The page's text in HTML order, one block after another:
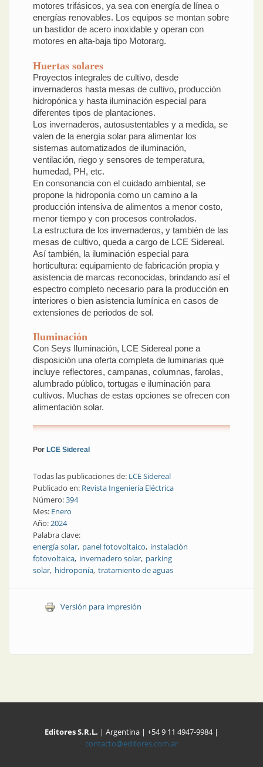
motores trifásicos, ya sea con energía de línea o
energías renovables. Los equipos se montan sobre
un bastidor de acero inoxidable y operan con
motores en alta-baja tipo Motorarg.
Huertas solares
Proyectos integrales de cultivo, desde
invernaderos hasta mesas de cultivo, producción
hidropónica y hasta iluminación especial para
diferentes tipos de plantaciones.
Los invernaderos, autosustentables y a medida, se
valen de la energía solar para alimentar los
sistemas automatizados de iluminación,
ventilación, riego y sensores de temperatura,
humedad, PH, etc.
En consonancia con el cuidado ambiental, se
propone la hidroponía como un camino a la
producción intensiva de alimentos a menor costo,
menor tiempo y con procesos controlados.
La estructura de los invernaderos, y también de las
mesas de cultivo, queda a cargo de LCE Sidereal.
Así también, la iluminación especial para
horticultura: equipamiento de fabricación propia y
asistencia de marcas reconocidas, brindando así el
espectro completo necesario para la producción en
interiores o bien asistencia lumínica en casos de
extensiones de periodos de sol.
Iluminación
Con Seys Iluminación, LCE Sidereal pone a
disposición una oferta completa de luminarias que
incluye reflectores, campanas, columnas, farolas,
alumbrado público, tortugas e iluminación para
cultivos. Muchas de estas opciones se ofrecen con
alimentación solar.
Por LCE Sidereal
Todas las publicaciones de: LCE Sidereal
Publicado en: Revista Ingeniería Eléctrica
Número:394
Mes: Enero
Año:2024
Palabra clave:
energía solar panel fotovoltaico instalación
fotovoltaica invernadero solar parking
solar hidroponía tratamiento de aguas
Versión para impresión
Editores S.R.L. | Argentina | +54 9 11 4947-9984 |
contacto@editores.com.ar